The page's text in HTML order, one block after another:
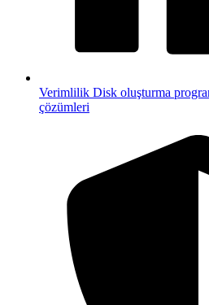
Verimlilik Disk oluşturma
çözümleri